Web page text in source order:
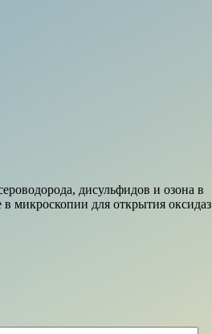
дисульфидов и озона в
микроскопии для открытия оксидаз